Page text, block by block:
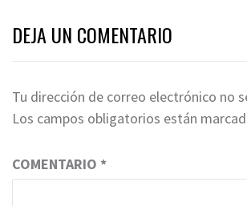
DEJA UN COMENTARIO
Tu dirección de correo electrónico no
Los campos obligatorios están
COMENTARIO *